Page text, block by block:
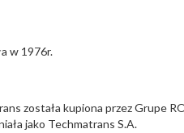
w 1976r.
została kupiona przez Grupe
jako Techmatrans S.A.